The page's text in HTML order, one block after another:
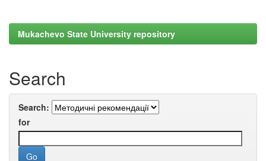
Mukachevo State University repository
Search
Search:
for